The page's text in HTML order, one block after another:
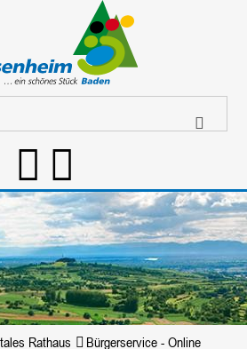
Rathaus
Bürgerservice - Online